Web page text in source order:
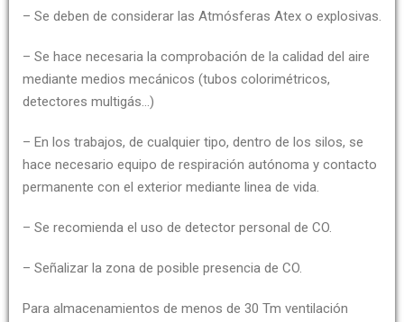
– Se deben de considerar las Atmósferas Atex o explosivas.
– Se hace necesaria la comprobación de la calidad del aire
mediante medios mecánicos (tubos colorimétricos,
detectores multigás…)
– En los trabajos, de cualquier tipo, dentro de los silos, se
hace necesario equipo de respiración autónoma y contacto
permanente con el exterior mediante linea de vida.
– Se recomienda el uso de detector personal de CO.
– Señalizar la zona de posible presencia de CO.
Para almacenamientos de menos de 30 Tm ventilación